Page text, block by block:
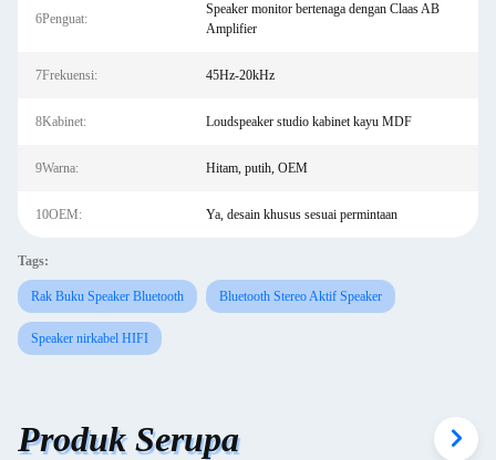
6Penguat:
Speaker monitor bertenaga dengan Claas AB
Amplifier
7Frekuensi: 45Hz-20kHz
8Kabinet: Loudspeaker studio kabinet kayu MDF
9Warna: Hitam, putih, OEM
10OEM: Ya, desain khusus sesuai permintaan
Tags:
Rak Buku Speaker Bluetooth Bluetooth Stereo Aktif Speaker
Speaker nirkabel HIFI
Produk Serupa